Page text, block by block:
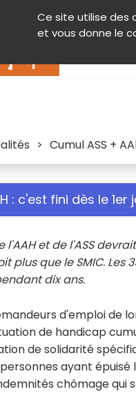
Ce site utilise des
et vous donne le
Contenu Aide et
> Cumul ASS +
: c'est fini dès le 1er
l'AAH et de l'ASS
plus que le SMIC.
dix ans.
d'emploi de
de handicap
de solidarité
ayant épuisé
chômage qui